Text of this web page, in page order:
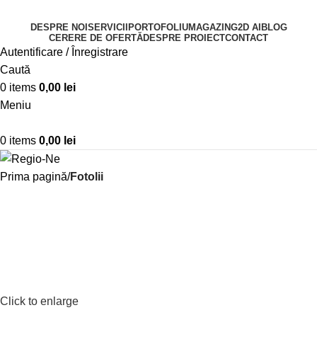
DESPRE NOI SERVICII PORTOFOLIUMAGAZING2D AI BLOG
CERERE DE OFERTĂDESPRE PROIECTCONTACT
Autentificare / Înregistrare
Caută
0 items 0,00 lei
Meniu
0 items 0,00 lei
Prima pagină Fotolii
Click to enlarge